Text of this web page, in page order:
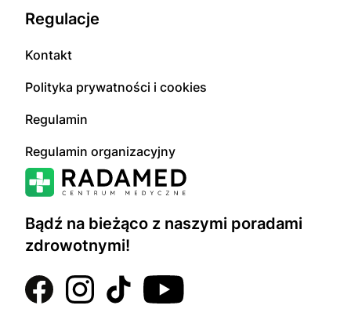
Bądź na bieżąco z naszymi poradami
zdrowotnymi!
Regulacje
Kontakt
Polityka prywatności i cookies
Regulamin
Regulamin organizacyjny